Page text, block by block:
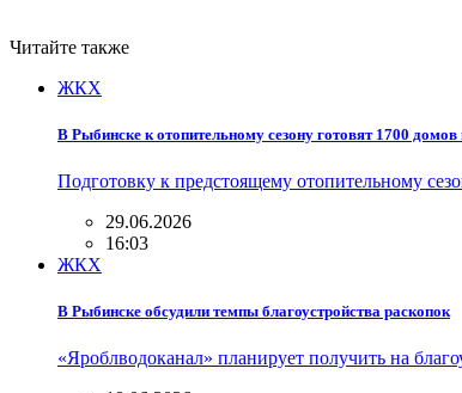
Читайте также
ЖКХ
В Рыбинске к отопительному сезону готовят 1700
Подготовку к предстоящему отопительному
29.06.2026
16:03
ЖКХ
В Рыбинске обсудили темпы благоустройства раскопок
«Яроблводоканал» планирует получить на